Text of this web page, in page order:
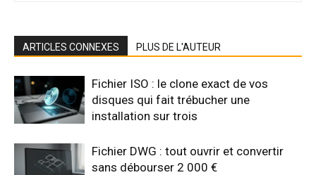
ARTICLES CONNEXES PLUS DE L'AUTEUR
Fichier ISO : le clone exact de vos
disques qui fait trébucher une
installation sur trois
Fichier DWG : tout ouvrir et convertir
sans débourser 2 000 €